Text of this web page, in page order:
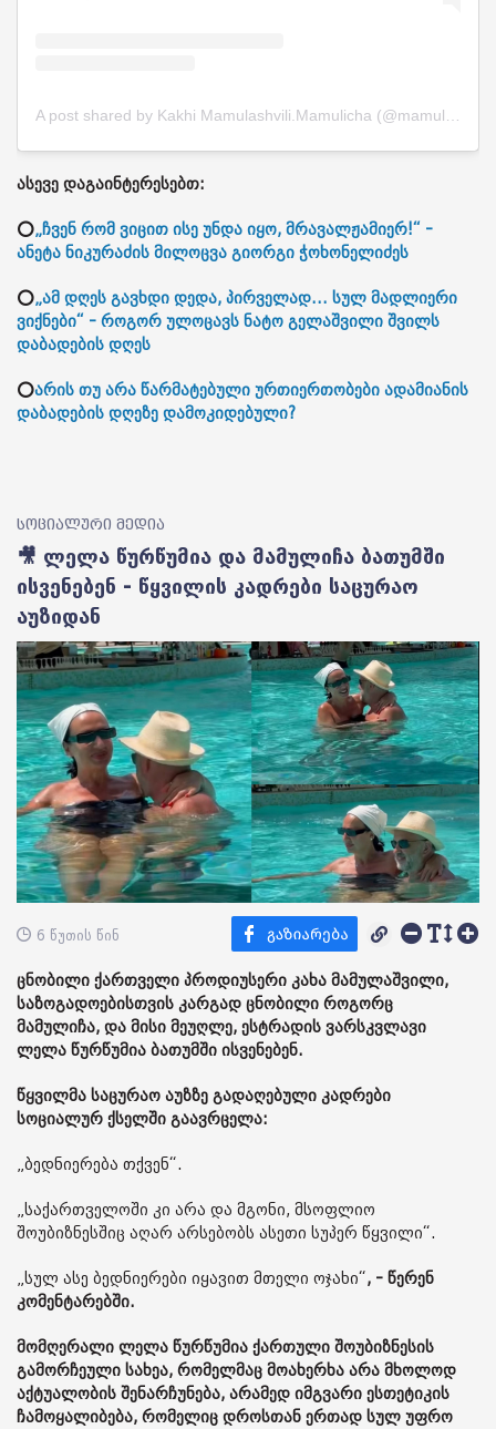
A post shared by Kakhi Mamulashvili.Mamulicha (@mamulicha888)
ასევე დაგაინტერესებთ:
⭕„ჩვენ რომ ვიცით ისე უნდა იყო, მრავალჟამიერ!“ -
ანეტა ნიკურაძის მილოცვა გიორგი ჭოხონელიძეს
⭕„ამ დღეს გავხდი დედა, პირველად... სულ მადლიერი
ვიქნები“ - როგორ ულოცავს ნატო გელაშვილი შვილს
დაბადების დღეს
⭕არის თუ არა წარმატებული ურთიერთობები ადამიანის
დაბადების დღეზე დამოკიდებული?
სოციალური მედია
🎥 ლელა წურწუმია და მამულიჩა ბათუმში
ისვენებენ - წყვილის კადრები საცურაო
აუზიდან
6 წუთის წინ
ცნობილი ქართველი პროდიუსერი კახა მამულაშვილი,
საზოგადოებისთვის კარგად ცნობილი როგორც
მამულიჩა, და მისი მეუღლე, ესტრადის ვარსკვლავი
ლელა წურწუმია ბათუმში ისვენებენ.
წყვილმა საცურაო აუზზე გადაღებული კადრები
სოციალურ ქსელში გაავრცელა:
„ბედნიერება თქვენ“.
„საქართველოში კი არა და მგონი, მსოფლიო
შოუბიზნესშიც აღარ არსებობს ასეთი სუპერ წყვილი“.
„სულ ასე ბედნიერები იყავით მთელი ოჯახი“, - წერენ
კომენტარებში.
მომღერალი ლელა წურწუმია ქართული შოუბიზნესის
გამორჩეული სახეა, რომელმაც მოახერხა არა მხოლოდ
აქტუალობის შენარჩუნება, არამედ იმგვარი ესთეტიკის
ჩამოყალიბება, რომელიც დროსთან ერთად სულ უფრო